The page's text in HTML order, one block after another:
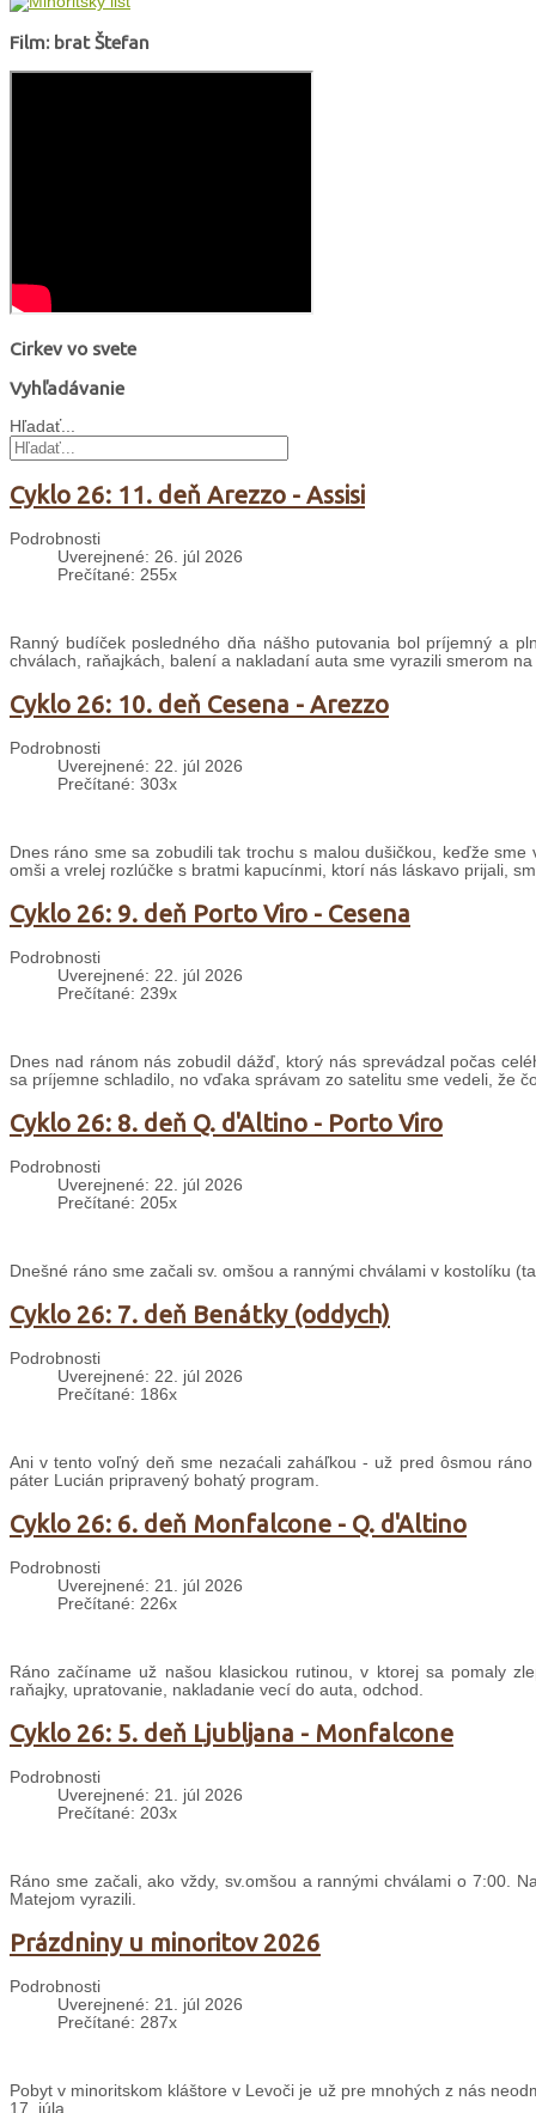
Film: brat Štefan
Cirkev vo svete
Vyhľadávanie
Hľadať...
Cyklo 26: 11. deň Arezzo - Assisi
Podrobnosti
Uverejnené: 26. júl 2026
Prečítané: 255x
Ranný budíček posledného dňa nášho putovania bol príjemný a
chválach, raňajkách, balení a nakladaní auta sme vyrazili smerom
Cyklo 26: 10. deň Cesena - Arezzo
Podrobnosti
Uverejnené: 22. júl 2026
Prečítané: 303x
Dnes ráno sme sa zobudili tak trochu s malou dušičkou, keďže
omši a vrelej rozlúčke s bratmi kapucínmi, ktorí nás láskavo prijali,
Cyklo 26: 9. deň Porto Viro - Cesena
Podrobnosti
Uverejnené: 22. júl 2026
Prečítané: 239x
Dnes nad ránom nás zobudil dážď, ktorý nás sprevádzal počas
sa príjemne schladilo, no vďaka správam zo satelitu sme vedeli, že
Cyklo 26: 8. deň Q. d'Altino - Porto Viro
Podrobnosti
Uverejnené: 22. júl 2026
Prečítané: 205x
Dnešné ráno sme začali sv. omšou a rannými chválami v kostolíku
Cyklo 26: 7. deň Benátky (oddych)
Podrobnosti
Uverejnené: 22. júl 2026
Prečítané: 186x
Ani v tento voľný deň sme nezaćali zaháľkou - už pred ôsmou
páter Lucián pripravený bohatý program.
Cyklo 26: 6. deň Monfalcone - Q. d'Altino
Podrobnosti
Uverejnené: 21. júl 2026
Prečítané: 226x
Ráno začíname už našou klasickou rutinou, v ktorej sa pomaly
raňajky, upratovanie, nakladanie vecí do auta, odchod.
Cyklo 26: 5. deň Ljubljana - Monfalcone
Podrobnosti
Uverejnené: 21. júl 2026
Prečítané: 203x
Ráno sme začali, ako vždy, sv.omšou a rannými chválami o 7:00.
Matejom vyrazili.
Prázdniny u minoritov 2026
Podrobnosti
Uverejnené: 21. júl 2026
Prečítané: 287x
Pobyt v minoritskom kláštore v Levoči je už pre mnohých z nás
17. júla.